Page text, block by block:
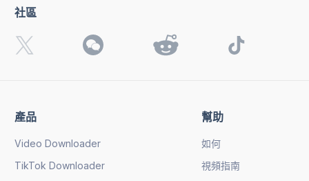
產品
Video Downloader
TikTok Downloader
幫助
如何
視頻指南
社區